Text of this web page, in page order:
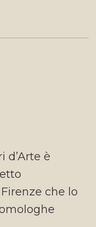
d’Arte è
che lo